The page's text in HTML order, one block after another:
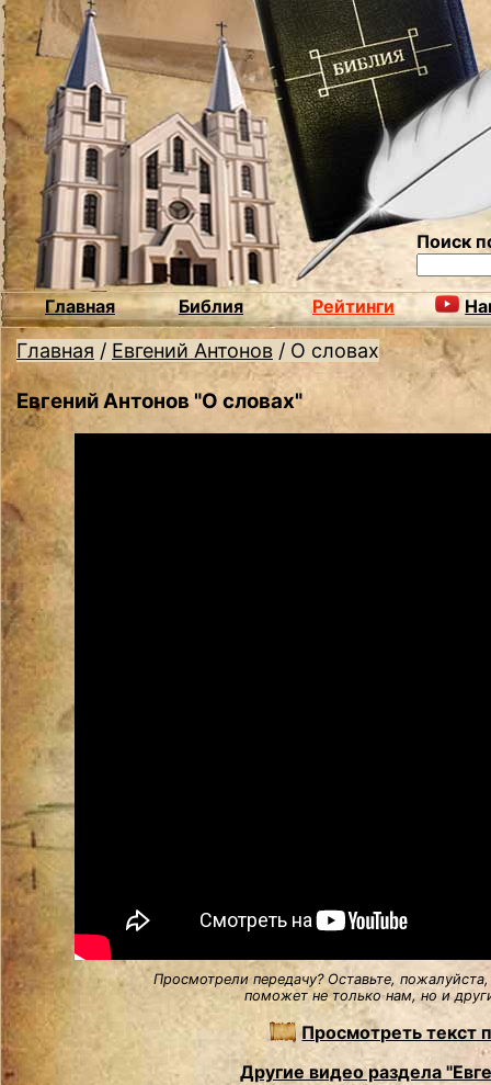
Поиск
Главная Библия Рейтинги
Главная / Евгений Антонов / О словах
Евгений Антонов "О словах"
Просмотрели передачу? Оставьте,
поможет не только нам, но и
Просмотреть текст
Другие видео раздела